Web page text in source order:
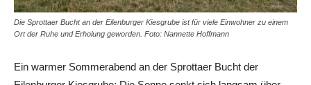
Die Sprottaer Bucht an der Eilenburger Kiesgrube ist für viele Einwohner zu einem
Ort der Ruhe und Erholung geworden. Foto: Nannette Hoffmann
Ein warmer Sommerabend an der Sprottaer Bucht der